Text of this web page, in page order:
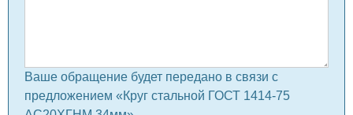
Ваше обращение будет передано в связи с
предложением «Круг стальной ГОСТ 1414-75